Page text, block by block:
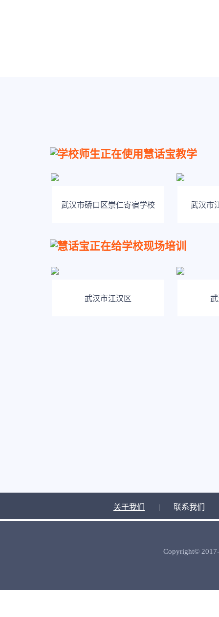
学校师生正在使用慧话宝教学
武汉市硚口区崇仁寄宿学校 武汉市
慧话宝正在给学校现场培训
武汉市江汉区
关于我们 | 联系我们
Copyright©